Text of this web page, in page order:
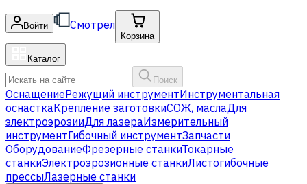
Войти Смотрел
Корзина
Каталог
Поиск
ОснащениеРежущий инструментИнструментальная
оснасткаКрепление заготовкиСОЖ, маслаДля
электроэрозииДля лазераИзмерительный
инструментГибочный инструментЗапчасти
ОборудованиеФрезерные станкиТокарные
станкиЭлектроэрозионные станкиЛистогибочные
прессыЛазерные станки